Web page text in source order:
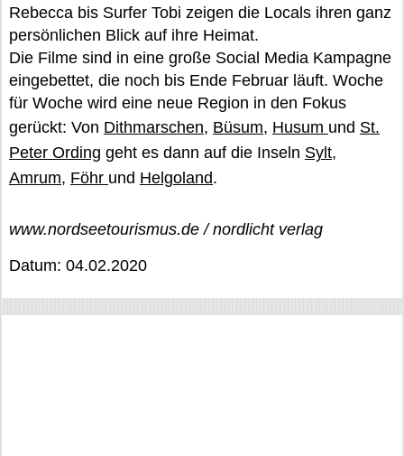
Rebecca bis Surfer Tobi zeigen die Locals ihren ganz
persönlichen Blick auf ihre Heimat.
Die Filme sind in eine große Social Media Kampagne
eingebettet, die noch bis Ende Februar läuft. Woche
für Woche wird eine neue Region in den Fokus
gerückt: Von Dithmarschen, Büsum, Husum und St.
Peter Ording geht es dann auf die Inseln Sylt,
Amrum, Föhr und Helgoland.
www.nordseetourismus.de / nordlicht verlag
Datum: 04.02.2020